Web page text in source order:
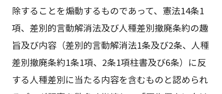
除することを煽動するものであって、憲法14条1
項、差別的言動解消法及び人種差別撤廃条約の趣
旨及び内容（差別的言動解消法1条及び2条、人種
差別撤廃条約1条1項、2条1項柱書及び6条）に反
する人種差別に当たる内容を含むものと認められ